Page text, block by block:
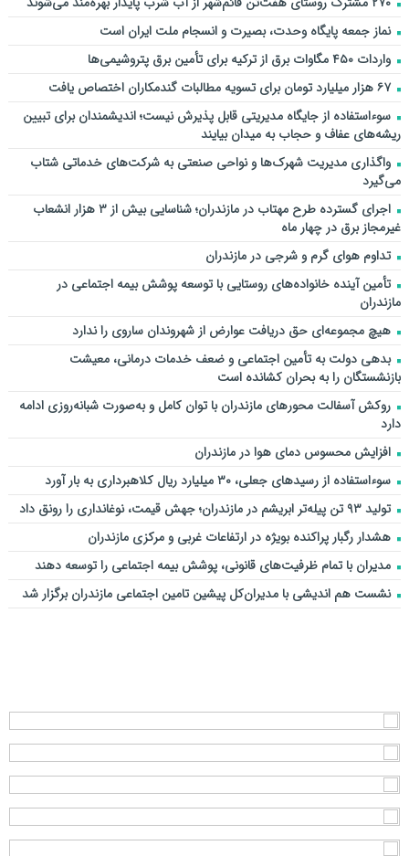
نماز جمعه پایگاه وحدت، بصیرت و انسجام ملت ایران است
واردات ۴۵۰ مگاوات برق از ترکیه برای تأمین برق پتروشیمی‌ها
۶۷ هزار میلیارد تومان برای تسویه مطالبات گندمکاران اختصاص یافت
سوءاستفاده از جایگاه مدیریتی قابل پذیرش نیست؛ اندیشمندان برای تبیین
ریشه‌های عفاف و حجاب به میدان بیایند
واگذاری مدیریت شهرک‌ها و نواحی صنعتی به شرکت‌های خدماتی شتاب
می‌گیرد
اجرای گسترده طرح مهتاب در مازندران؛ شناسایی بیش از ۳ هزار انشعاب
غیرمجاز برق در چهار ماه
تداوم هوای گرم و شرجی در مازندران
تأمین آینده خانواده‌های روستایی با توسعه پوشش بیمه اجتماعی در
مازندران
هیچ مجموعه‌ای حق دریافت عوارض از شهروندان ساروی را ندارد
بدهی دولت به تأمین اجتماعی و ضعف خدمات درمانی، معیشت
بازنشستگان را به بحران کشانده است
روکش آسفالت محورهای مازندران با توان کامل و به‌صورت شبانه‌روزی ادامه
دارد
افزایش محسوس دمای هوا در مازندران
سوءاستفاده از رسیدهای جعلی، ۳۰ میلیارد ریال کلاهبرداری به بار آورد
تولید ۹۳ تن پیله‌تر ابریشم در مازندران؛ جهش قیمت، نوغانداری را رونق داد
هشدار رگبار پراکنده بویژه در ارتفاعات غربی و مرکزی مازندران
مدیران با تمام ظرفیت‌های قانونی، پوشش بیمه اجتماعی را توسعه دهند
نشست هم اندیشی با مدیران‌کل پیشین تامین اجتماعی مازندران برگزار شد